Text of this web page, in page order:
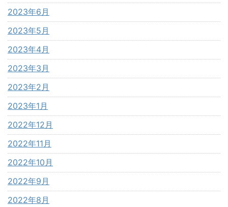
2023年6月
2023年5月
2023年4月
2023年3月
2023年2月
2023年1月
2022年12月
2022年11月
2022年10月
2022年9月
2022年8月